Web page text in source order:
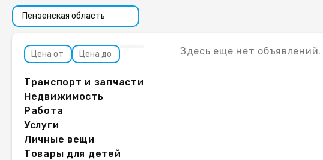
Транспорт и запчасти
Недвижимость
Работа
Услуги
Личные вещи
Товары для детей
Здесь еще нет